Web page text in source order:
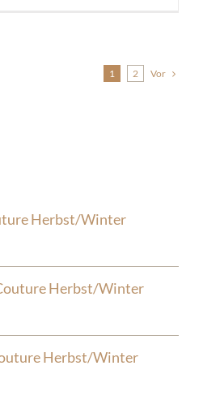
1 2 Vor
Herbst/Winter
Herbst/Winter
Herbst/Winter